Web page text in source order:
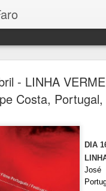
- LINHA
Costa, Portugal,
DIA